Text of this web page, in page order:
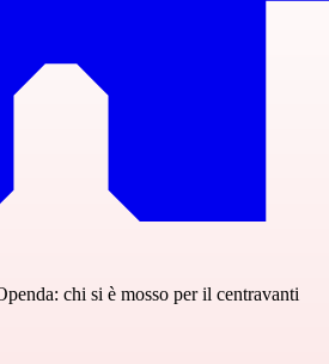
chi si è mosso per il centravanti